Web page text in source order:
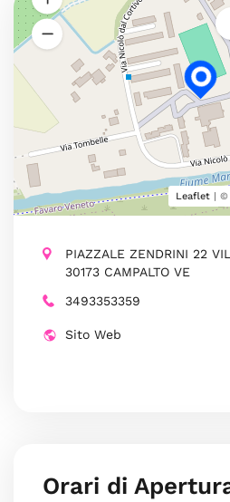
Leaflet | ©
PIAZZALE ZENDRINI 22
30173 CAMPALTO VE
3493353359
Sito Web
Orari di